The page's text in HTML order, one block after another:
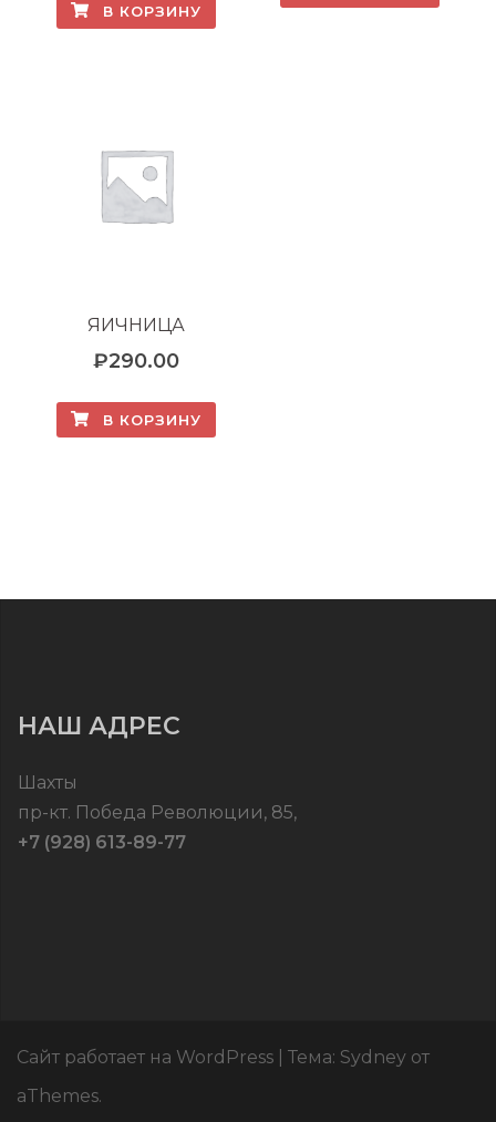
В КОРЗИНУ
ЯИЧНИЦА
₽290.00
В КОРЗИНУ
НАШ АДРЕС
Шахты
пр-кт. Победа Революции, 85,
+7 (928) 613-89-77
Сайт работает на WordPress Тема: Sydney от
aThemes.